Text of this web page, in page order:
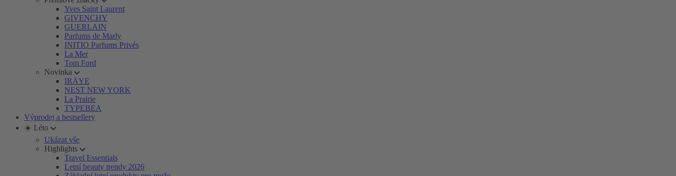
Yves Saint Laurent
GIVENCHY
GUERLAIN
Parfums de Marly
INITIO Parfums Privés
La Mer
Tom Ford
Novinka
IRÄYE
NEST NEW YORK
La Prairie
TYPEBEA
Výprodej a bestsellery
☀️ Léto
Ukázat vše
Highlights
Travel Essentials
Letní beauty trendy 2026